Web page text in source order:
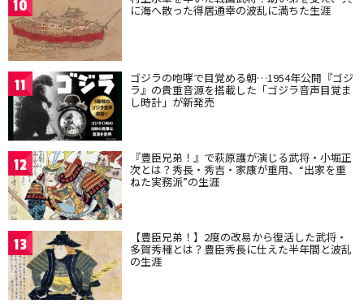
10 に海へ散った得居通幸の波乱に満ちた生涯
11 ゴジラの咆哮で目覚める朝…1954年公開『ゴジ
ラ』の貴重音源を搭載した「ゴジラ音声目覚ま
し時計」が新発売
12 『豊臣兄弟！』で萩原護が演じる武将・小堀正
次とは？秀長・秀吉・家康が重用、“出家を重
ねた実務派”の生涯
13 【豊臣兄弟！】2度の改易から復活した武将・
多賀秀種とは？豊臣秀長に仕えた半年間と波乱
の生涯